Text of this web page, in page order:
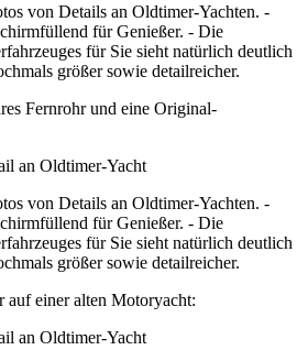
von Details an Oldtimer-Yachten. -
für Genießer. - Die
für Sie sieht natürlich deutlich
größer sowie detailreicher.
Fernrohr und eine Original-
von Details an Oldtimer-Yachten. -
für Genießer. - Die
für Sie sieht natürlich deutlich
größer sowie detailreicher.
auf einer alten Motoryacht: